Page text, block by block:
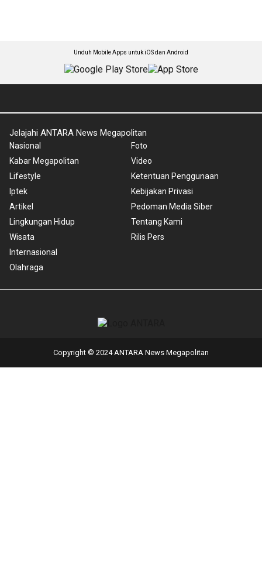
Unduh Mobile Apps untuk iOS dan Android
Jelajahi ANTARA News Megapolitan
Nasional
Kabar Megapolitan
Lifestyle
Iptek
Artikel
Lingkungan Hidup
Wisata
Internasional
Olahraga
Foto
Video
Ketentuan Penggunaan
Kebijakan Privasi
Pedoman Media Siber
Tentang Kami
Rilis Pers
Copyright © 2024 ANTARA News Megapolitan